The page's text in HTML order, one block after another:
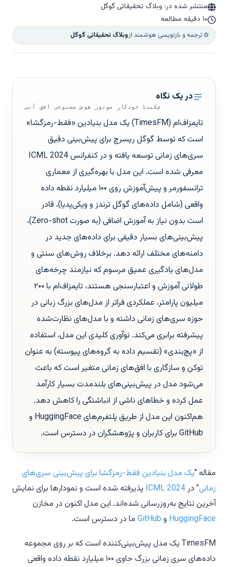
منتشر شده در: وبلاگ تحقیقاتی گوگل
۱۰ دقیقه مطالعه
ترجمه و بازنویسی هوشمند ازوبلاگ تحقیقاتی گوگل
در یک نگاه
چکیدهٔ خودکار موتور هوش مصنوعی افق آبی
تایمز‌اف‌ام (TimesFM) یک مدل بنیادین «فقط-رمزگشا»
است که توسط گوگل ریسرچ برای پیش‌بینی دقیق
سری‌های زمانی توسعه یافته و در کنفرانس ICML 2024
معرفی شده است. این مدل با بهره‌گیری از معماری
ترانسفورمر و پیش‌آموزش روی ۱۰۰ میلیارد نقطه داده
واقعی (شامل داده‌های گوگل ترندز و ویکی‌پدیا)، قادر
است بدون نیاز به آموزش اضافی (به صورت Zero-shot)،
پیش‌بینی‌های بسیار دقیقی برای داده‌های جدید در
دامنه‌های مختلف ارائه دهد. برخلاف روش‌های سنتی و
مدل‌های یادگیری عمیق مرسوم که نیازمند چرخه‌های
طولانی آموزش و اعتبارسنجی هستند، تایمز‌اف‌ام با ۲۰۰
میلیون پارامتر، عملکردی فراتر از مدل‌های بزرگ زبانی در
حوزه سری‌های زمانی داشته و با مدل‌های نظارت‌شده
پیشرفته برابری می‌کند. نوآوری کلیدی این مدل، استفاده
از «پچ‌بندی» (تقسیم داده به گروه‌های پیوسته) به عنوان
توکن و سازگاری با افق‌های زمانی متغیر است که باعث
می‌شود مدل در پیش‌بینی‌های بلندمدت بسیار کارآمد
عمل کرده و خطاهای ناشی از انباشتگی را کاهش دهد.
هم‌اکنون این مدل از طریق پلتفرم‌های HuggingFace و
GitHub برای کاربران و پژوهشگران در دسترس است.
مقاله "یک مدل بنیادین فقط-رمزگشا برای پیش‌بینی سری‌های
زمانی" درICML 2024 پذیرفته شده است و نمودارها برای نمایش
آخرین نتایج به‌روزرسانی شده‌اند. این مدل اکنون در مخازن
HuggingFace و GitHub ما در دسترس است.
TimesFM یک مدل پیش‌بینی‌کننده است که بر روی مجموعه
داده‌های سری زمانی بزرگ حاوی ۱۰۰ میلیارد نقطه داده واقعی